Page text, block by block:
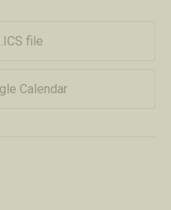
file
Calendar